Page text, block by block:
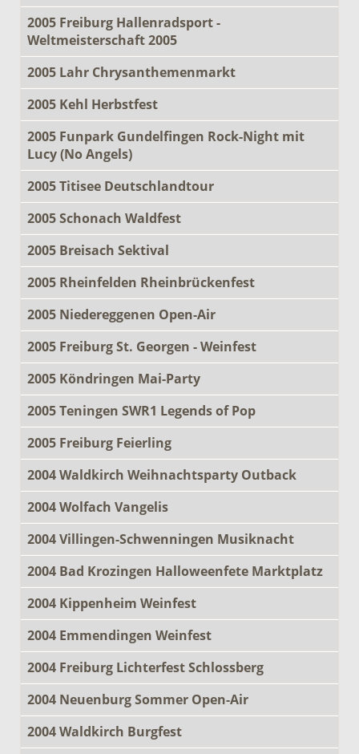
2005 Freiburg Hallenradsport -
Weltmeisterschaft 2005
2005 Lahr Chrysanthemenmarkt
2005 Kehl Herbstfest
2005 Funpark Gundelfingen Rock-Night mit
Lucy (No Angels)
2005 Titisee Deutschlandtour
2005 Schonach Waldfest
2005 Breisach Sektival
2005 Rheinfelden Rheinbrückenfest
2005 Niedereggenen Open-Air
2005 Freiburg St. Georgen - Weinfest
2005 Köndringen Mai-Party
2005 Teningen SWR1 Legends of Pop
2005 Freiburg Feierling
2004 Waldkirch Weihnachtsparty Outback
2004 Wolfach Vangelis
2004 Villingen-Schwenningen Musiknacht
2004 Bad Krozingen Halloweenfete Marktplatz
2004 Kippenheim Weinfest
2004 Emmendingen Weinfest
2004 Freiburg Lichterfest Schlossberg
2004 Neuenburg Sommer Open-Air
2004 Waldkirch Burgfest